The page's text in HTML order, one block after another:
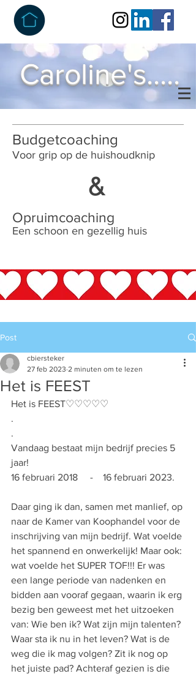
Caroline's.....
Voor grip op de huishoudknip
Budgetcoaching
&
Een schoon en gezellig huis
Opruimcoaching
Post
Het is FEEST
cbiersteker
27 feb 2023 2 minuten om te lezen
Het is FEEST♡♡♡♡♡
.
.
Vandaag bestaat mijn bedrijf precies 5
jaar!
16 februari 2018     -    16 februari 2023.
Daar ging ik dan, samen met manlief, op
naar de Kamer van Koophandel voor de
inschrijving van mijn bedrijf. Wat voelde
het spannend en onwerkelijk! Maar ook:
wat voelde het SUPER TOF!!! Er was
een lange periode van nadenken en
bidden aan vooraf gegaan, waarin ik erg
bezig ben geweest met het uitzoeken
van: Wie ben ik? Wat zijn mijn talenten?
Waar sta ik nu in het leven? Wat is de
weg die ik mag volgen? Zit ik nog op
het juiste pad? Achteraf gezien is die